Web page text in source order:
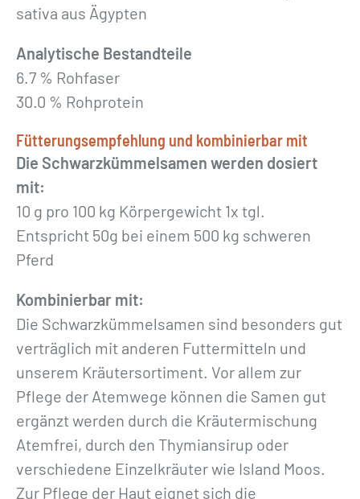
sativa aus Ägypten
Analytische Bestandteile
6.7 % Rohfaser
30.0 % Rohprotein
Fütterungsempfehlung und kombinierbar mit
Die Schwarzkümmelsamen werden dosiert
mit:
10 g pro 100 kg Körpergewicht 1x tgl.
Entspricht 50g bei einem 500 kg schweren
Pferd
Kombinierbar mit:
Die Schwarzkümmelsamen sind besonders gut
verträglich mit anderen Futtermitteln und
unserem Kräutersortiment. Vor allem zur
Pflege der Atemwege können die Samen gut
ergänzt werden durch die Kräutermischung
Atemfrei, durch den Thymiansirup oder
verschiedene Einzelkräuter wie Island Moos.
Zur Pflege der Haut eignet sich die